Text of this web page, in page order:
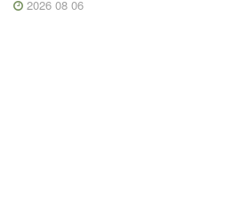
2026 08 06